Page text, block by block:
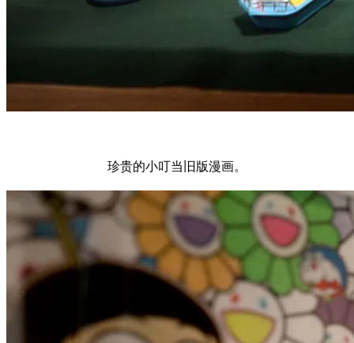
珍贵的小叮当旧版漫画。